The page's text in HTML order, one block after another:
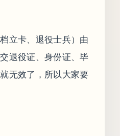
立卡、退役士兵）由
退役证、身份证、毕
无效了，所以大家要